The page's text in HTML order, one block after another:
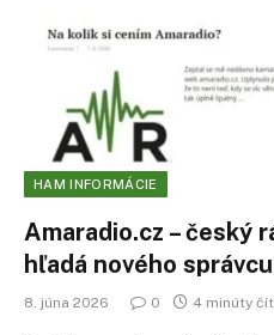
HAM INFORMÁCIE
Amaradio.cz – český
hľadá nového správcu
8. júna 2026 0 4 minúty